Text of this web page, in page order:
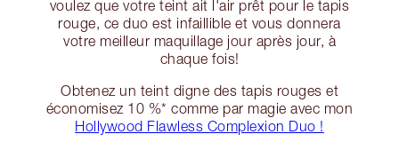
voulez que votre teint ait l'air prêt pour le tapis
rouge, ce duo est infaillible et vous donnera
votre meilleur maquillage jour après jour, à
chaque fois!
Obtenez un teint digne des tapis rouges et
économisez 10 %* comme par magie avec mon
Hollywood Flawless Complexion Duo !